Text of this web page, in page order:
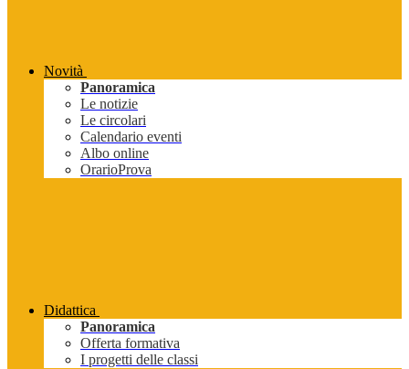
Novità
Panoramica
Le notizie
Le circolari
Calendario eventi
Albo online
OrarioProva
Didattica
Panoramica
Offerta formativa
I progetti delle classi